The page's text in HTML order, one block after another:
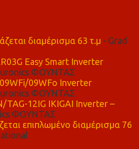
διαμέρισμα 63 τ.μ - Grad
Easy Smart Inverter
ΦΟΥΝΤΑΣ
09WFo Inverter
ΦΟΥΝΤΑΣ
TAG-12IG IKIGAI Inverter –
ΦΟΥΝΤΑΣ
επιπλωμένο διαμέρισμα 76